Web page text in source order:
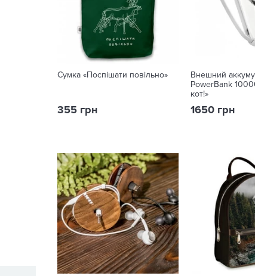
Сумка «Поспiшати повiльно»
355 грн
Внешний
PowerBank
кот!»
1650 грн